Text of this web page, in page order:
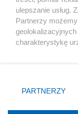
X
ulepszanie usług.
Partnerzy
charakterystykę
zmienić/wycofać
znajdujący się w
rodzaje
PARTNERZY